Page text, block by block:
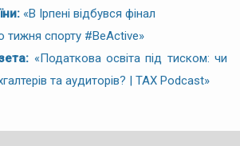
«В Ірпені відбувся фінал
тижня спорту #BeActive»
«Податкова освіта під тиском: чи
та аудиторів? | TAX Podcast»